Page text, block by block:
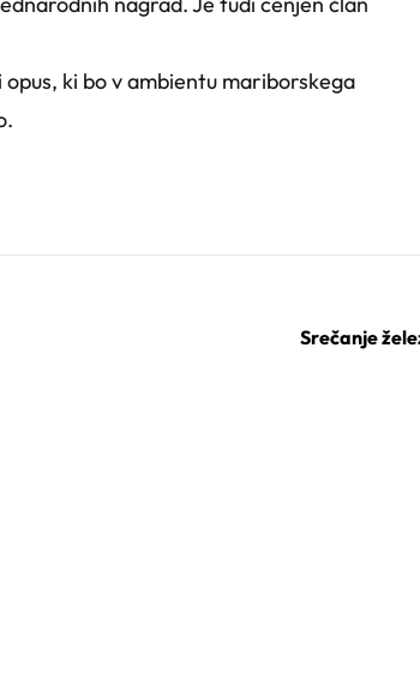
ki bo v ambientu mariborskega
Srečanje